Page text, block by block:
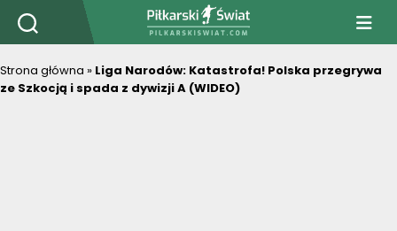
PiłkarskiSwiat.com
Strona główna » Liga Narodów: Katastrofa! Polska przegrywa
ze Szkocją i spada z dywizji A (WIDEO)